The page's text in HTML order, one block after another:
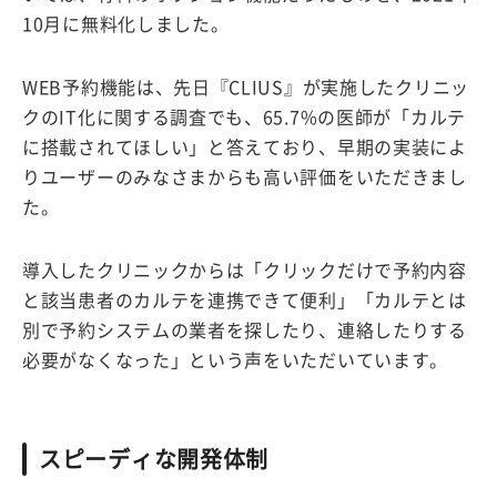
10月に無料化しました。
WEB予約機能は、先日『CLIUS』が実施したクリニッ
クのIT化に関する調査でも、65.7%の医師が「カルテ
に搭載されてほしい」と答えており、早期の実装によ
りユーザーのみなさまからも高い評価をいただきまし
た。
導入したクリニックからは「クリックだけで予約内容
と該当患者のカルテを連携できて便利」「カルテとは
別で予約システムの業者を探したり、連絡したりする
必要がなくなった」という声をいただいています。
スピーディな開発体制